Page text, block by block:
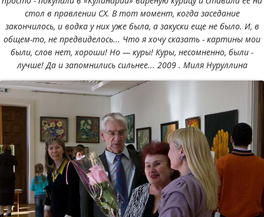
стол в правлении СХ. В тот момент, когда заседание
закончилось, и водка у них уже была, а закуски еще не было. И, в
общем-то, не предвиделось... Что я хочу сказать - картины мои
были, слов нет, хороши! Но — куры! Куры, несомненно, были -
лучше! Да и запомнились сильнее... 2009 . Миля Нуруллина